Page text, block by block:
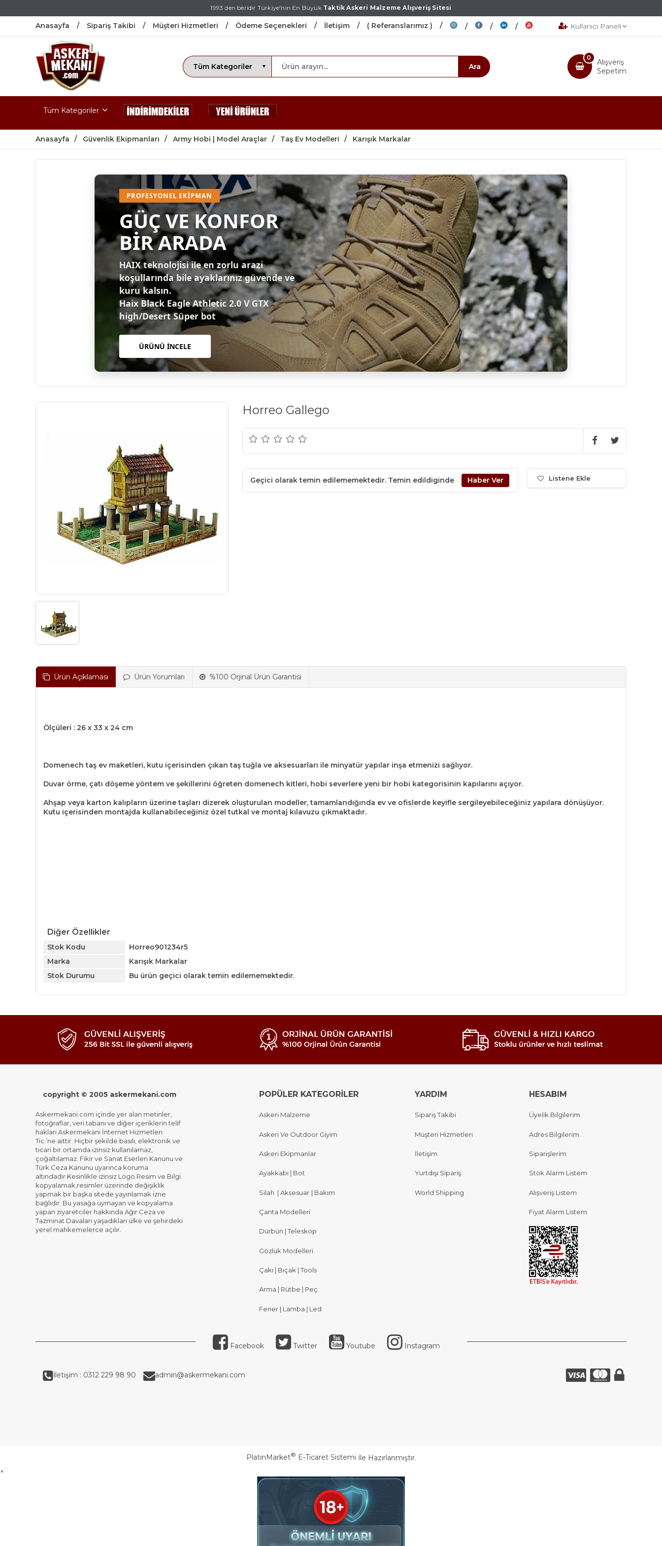
1993 den beridir Türkiye'nin En BüyükTaktik Askeri Malzeme Alışveriş Sitesi
Anasayfa Sipariş Takibi Müşteri Hizmetleri Ödeme Seçenekleri İletişim ( Referanslarımız ) Kullanıcı Paneli
Alışveriş
Sepetim
0
Tüm Kategoriler
Anasayfa Güvenlik Ekipmanları Army Hobi | Model Araçlar Taş Ev Modelleri Karışık Markalar
PROFESYONEL EKIPMAN
GÜÇ VE KONFOR
BİR ARADA
HAIX teknolojisi ile en zorlu arazi
koşullarında bile ayaklarınız güvende ve
kuru kalsın.
Haix Black Eagle Athletic 2.0 V GTX
high/Desert Süper bot
ÜRÜNÜ İNCELE
Horreo Gallego
Geçici olarak temin edilememektedir. Temin edildiginde Listene Ekle
Ürün Açıklaması Ürün Yorumları %100 Orjinal Ürün Garantisi
Ölçüleri : 26 x 33 x 24 cm
Domenech taş ev maketleri, kutu içerisinden çıkan taş tuğla ve aksesuarları ile minyatür yapılar inşa etmenizi sağlıyor.
Duvar örme, çatı döşeme yöntem ve şekillerini öğreten domenech kitleri, hobi severlere yeni bir hobi kategorisinin kapılarını açıyor.
Ahşap veya karton kalıpların üzerine taşları dizerek oluşturulan modeller, tamamlandığında ev ve ofislerde keyifle sergileyebileceğiniz yapılara dönüşüyor.
Kutu içerisinden montajda kullanabileceğiniz özel tutkal ve montaj kılavuzu çıkmaktadır.
Diğer Özellikler
Stok Kodu
Horreo901234r5
Marka
Karışık Markalar
Stok Durumu
Bu ürün geçici olarak temin edilememektedir.
copyright © 2005 askermekani.com
Askermekani.com içinde yer alan metinler,
fotoğraflar, veri tabanı ve diğer içeriklerin telif
hakları Askermekani İnternet Hizmetleri
Tic.’ne aittir. Hiçbir şekilde basılı, elektronik ve
ticari bir ortamda izinsiz kullanılamaz,
çoğaltılamaz. Fikir ve Sanat Eserleri Kanunu ve
Türk Ceza Kanunu uyarınca koruma
altındadır.Kesinlikle izinsiz Logo Resim ve Bilgi
kopyalamak,resimler üzerinde değişiklik
yapmak bir başka sitede yayınlamak izne
bağlıdır. Bu yasağa uymayan ve kopyalama
yapan ziyaretciler hakkında Ağır Ceza ve
Tazminat Davaları yaşadıkları ülke ve şehirdeki
yerel mahkemelerce açılır.
POPÜLER KATEGORİLER
Askeri Malzeme
Askeri Ve Outdoor Giyim
Askeri Ekipmanlar
Ayakkabı | Bot
Silah | Aksesuar | Bakım
Çanta Modelleri
Dürbün | Teleskop
Gözlük Modelleri
Çakı | Bıçak | Tools
Arma | Rütbe | Peç
Fener | Lamba | Led
YARDIM
Sipariş Takibi
Müşteri Hizmetleri
İletişim
Yurtdışı Sipariş
World Shipping
HESABIM
Üyelik Bilgilerim
Adres Bilgilerim
Siparişlerim
Stok Alarm Listem
Alışveriş Listem
Fiyat Alarm Listem
Facebook Twitter Youtube Instagram
İletişim : 0312 229 98 90 admin@askermekani.com
PlatinMarket® E-Ticaret Sistemi İle Hazırlanmıştır.
×